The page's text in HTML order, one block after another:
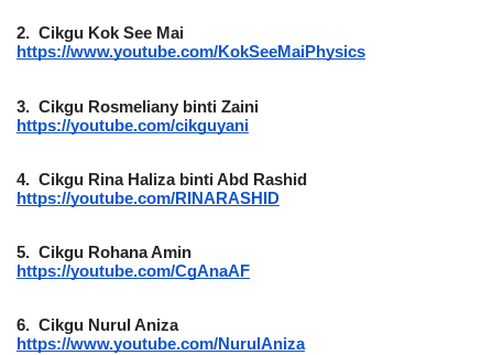
2. Cikgu Kok See Mai
https://www.youtube.com/KokSeeMaiPhysics
3. Cikgu Rosmeliany binti Zaini
https://youtube.com/cikguyani
4. Cikgu Rina Haliza binti Abd Rashid
https://youtube.com/RINARASHID
5. Cikgu Rohana Amin
https://youtube.com/CgAnaAF
6. Cikgu Nurul Aniza
https://www.youtube.com/NurulAniza